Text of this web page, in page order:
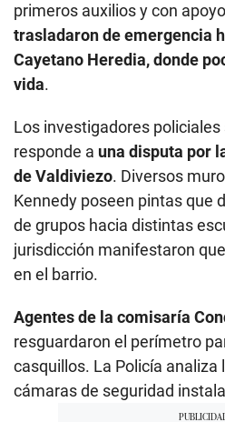
primeros auxilios y con
trasladaron de emergencia
Cayetano Heredia, donde
vida.
Los investigadores policiales
responde a una disputa por
de Valdiviezo. Diversos
Kennedy poseen pintas que
de grupos hacia distintas
jurisdicción manifestaron
en el barrio.
Agentes de la comisaría
resguardaron el perímetro
casquillos. La Policía analiza
cámaras de seguridad